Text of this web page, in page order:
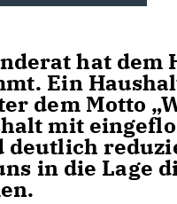
hat dem
Ein
dem Motto
mit
deutlich
in die Lage